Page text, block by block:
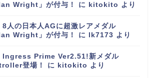
Wright」が付与！
に kitokito より
8人の日本人AGに超激レアメダル
Wright」が付与！
に lk7173 より
Ingress Prime Ver2.51!新メダル
登場！
に kitokito より